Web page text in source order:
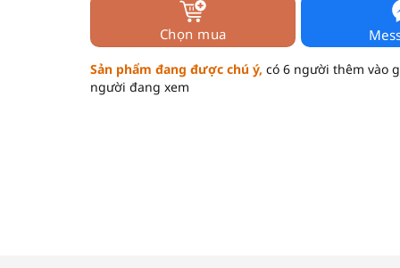
Chọn mua
Sản phẩm đang được chú ý, có 6 người thêm vào
người đang xem